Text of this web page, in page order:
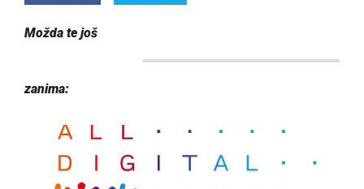
Možda te još
zanima: